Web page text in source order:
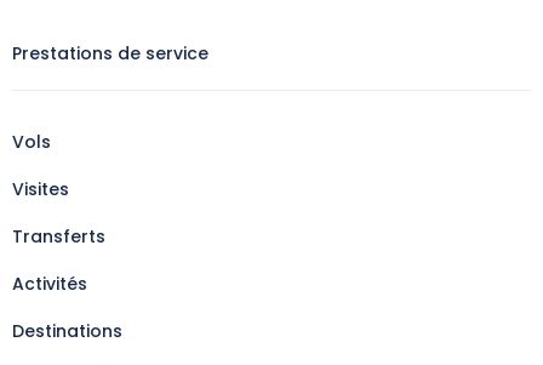
Prestations de service
Vols
Visites
Transferts
Activités
Destinations